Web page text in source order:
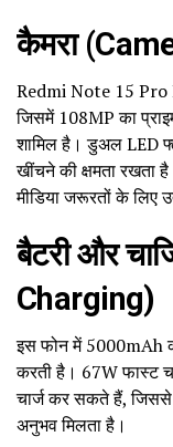
कैमरा
Redmi Note 15 Pro
जिसमें 108MP का
शामिल है। डुअल LED
खींचने की क्षमता
मीडिया जरूरतों के लिए
बैटरी और
Charging)
इस फोन में 5000mAh
करती है। 67W फास्ट
चार्ज कर सकते हैं,
अनुभव मिलता है।